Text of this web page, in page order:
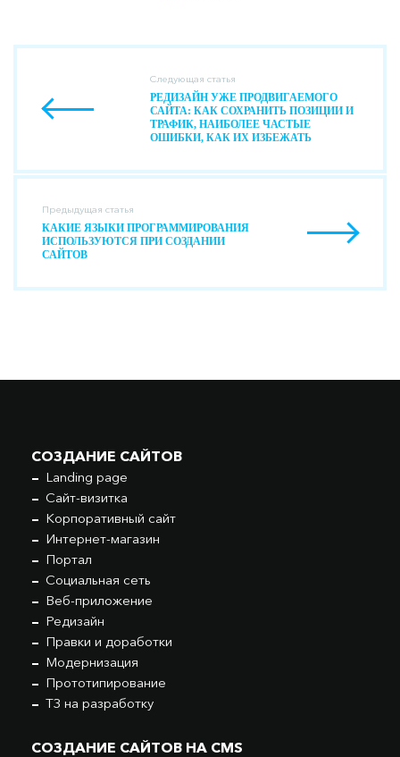
Следующая статья
РЕДИЗАЙН УЖЕ ПРОДВИГАЕМОГО
САЙТА: КАК СОХРАНИТЬ ПОЗИЦИИ И
ТРАФИК, НАИБОЛЕЕ ЧАСТЫЕ
ОШИБКИ, КАК ИХ ИЗБЕЖАТЬ
Предыдущая статья
КАКИЕ ЯЗЫКИ ПРОГРАММИРОВАНИЯ
ИСПОЛЬЗУЮТСЯ ПРИ СОЗДАНИИ
САЙТОВ
СОЗДАНИЕ САЙТОВ
Landing page
Сайт-визитка
Корпоративный сайт
Интернет-магазин
Портал
Социальная сеть
Веб-приложение
Редизайн
Правки и доработки
Модернизация
Прототипирование
ТЗ на разработку
СОЗДАНИЕ САЙТОВ НА CMS